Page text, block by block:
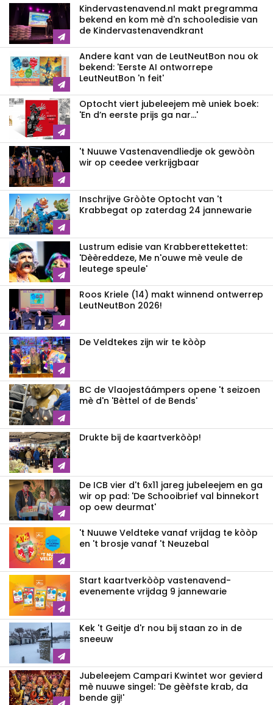
Kindervastenavend.nl makt pregramma
bekend en kom mè d'n schooledisie van
de Kindervastenavendkrant
Andere kant van de LeutNeutBon nou ok
bekend: 'Eerste AI ontworrepe
LeutNeutBon 'n feit'
Optocht viert jubeleejem mè uniek boek:
'En d’n eerste prijs ga nar...'
't Nuuwe Vastenavendliedje ok gewòòn
wir op ceedee verkrijgbaar
Inschrijve Gròòte Optocht van 't
Krabbegat op zaterdag 24 jannewarie
Lustrum edisie van Krabberettekettet:
'Dèèreddeze, Me n'ouwe mè veule de
leutege speule'
Roos Kriele (14) makt winnend ontwerrep
LeutNeutBon 2026!
De Veldtekes zijn wir te kòòp
BC de Vlaojestáámpers opene 't seizoen
mè d'n 'Bèttel of de Bends'
Drukte bij de kaartverkòòp!
De ICB vier d't 6x11 jareg jubeleejem en ga
wir op pad: 'De Schooibrief val binnekort
op oew deurmat'
't Nuuwe Veldteke vanaf vrijdag te kòòp
en 't brosje vanaf 't Neuzebal
Start kaartverkòòp vastenavend­
evenemente vrijdag 9 jannewarie
Kek 't Geitje d'r nou bij staan zo in de
sneeuw
Jubeleejem Campari Kwintet wor gevierd
mè nuuwe singel: 'De gèèfste krab, da
bende gij!'